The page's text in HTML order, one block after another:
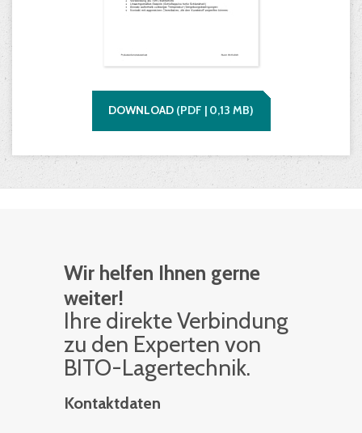
DOWNLOAD (PDF | 0,13 MB)
Wir helfen Ihnen gerne
weiter!
Ihre di­rek­te Ver­bin­dung
zu den Ex­per­ten von
BITO-La­ger­tech­nik.
Kontaktdaten